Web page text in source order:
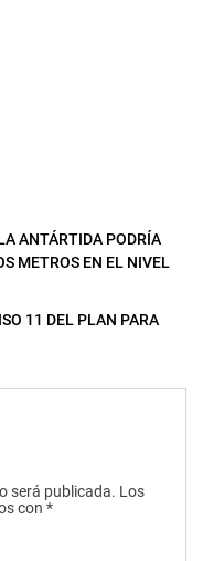
ANTÁRTIDA PODRÍA
METROS EN EL NIVEL
11 DEL PLAN PARA
será publicada. Los
con *